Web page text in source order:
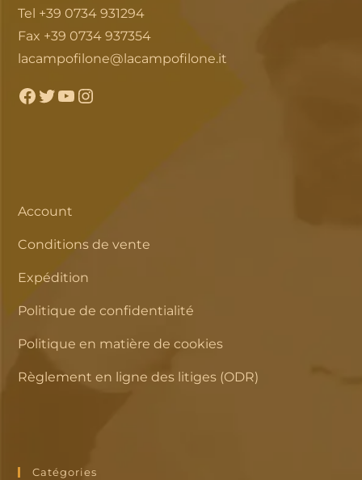
Tel +39 0734 931294
Fax +39 0734 937354
lacampofilone@lacampofilone.it
Facebook
TwitterYouTubeInstagram
Account
Conditions de vente
Expédition
Politique de confidentialité
Politique en matière de cookies
Règlement en ligne des litiges (ODR)
Catégories